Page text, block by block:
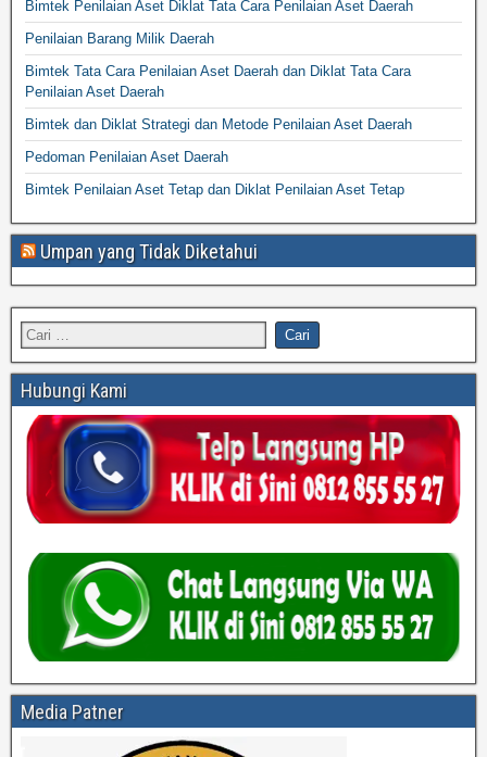
Bimtek Penilaian Aset Diklat Tata Cara Penilaian Aset Daerah
Penilaian Barang Milik Daerah
Bimtek Tata Cara Penilaian Aset Daerah dan Diklat Tata Cara
Penilaian Aset Daerah
Bimtek dan Diklat Strategi dan Metode Penilaian Aset Daerah
Pedoman Penilaian Aset Daerah
Bimtek Penilaian Aset Tetap dan Diklat Penilaian Aset Tetap
Umpan yang Tidak Diketahui
Hubungi Kami
Media Patner